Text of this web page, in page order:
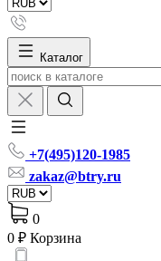
Каталог
+7(495)120-1985
zakaz@btry.ru
0
0 ₽ Корзина